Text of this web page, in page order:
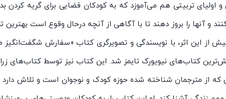
و اولیای تربیتی هم می‌آموزد که به کودکان فضایی برای گریه
و آنها را بروز دهند تا با آگاهی از آنچه درحال وقوع است بهترین
از این اثر، با نویسندگی و تصویرگری کتاب «سفارش شگفت‌انگیز
کتاب‌های نیویورک تایمز شد. این کتاب نیز توسط کتاب‌های
از مترجمان شناخته شده حوزه کودک و نوجوان است و تلاش دارد